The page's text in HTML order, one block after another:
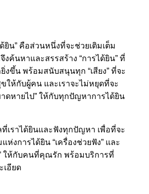
ด้ยิน” คือส่วนหนึ่งที่จะช่วยเติมเต็ม
ค้นหาและสรรสร้าง “การได้ยิน” ที่
ขึ้น พร้อมสนับสนุนทุก “เสียง” ที่จะ
ให้กับผู้คน และเราจะไม่หยุดที่จะ
าดหายไป” ให้กับทุกปัญหาการได้ยิน
เราได้ยินและฟังทุกปัญหา เพื่อที่จะ
ห่งการได้ยิน “เครื่องช่วยฟัง” และ
ให้กับคนที่คุณรัก พร้อมบริการที่
เอียด